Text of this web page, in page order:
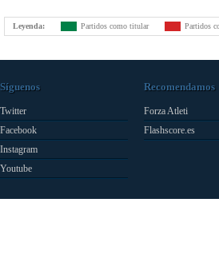
Leyenda: Partidos como titular Partidos
Síguenos
Twitter
Facebook
Instagram
Youtube
Recomendamos
Forza Atleti
Flashscore.es